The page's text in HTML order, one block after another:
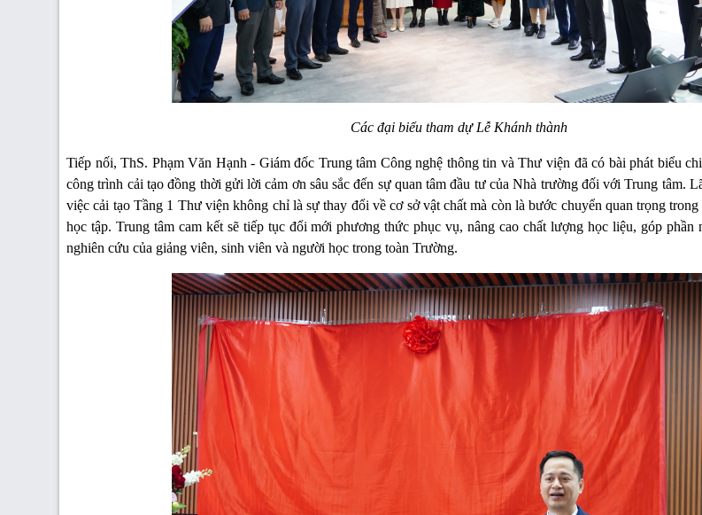
Các đại biểu tham dự Lễ Khánh thành
Tiếp nối, ThS. Phạm Văn Hạnh - Giám đốc Trung tâm Công nghệ thông tin và Thư viện đã có bài phát biểu
công trình cải tạo đồng thời gửi lời cảm ơn sâu sắc đến sự quan tâm đầu tư của Nhà trường đối với Trung tâm.
việc cải tạo Tầng 1 Thư viện không chỉ là sự thay đổi về cơ sở vật chất mà còn là bước chuyển quan trọng
học tập. Trung tâm cam kết sẽ tiếp tục đổi mới phương thức phục vụ, nâng cao chất lượng học liệu, góp phần
nghiên cứu của giảng viên, sinh viên và người học trong toàn Trường.